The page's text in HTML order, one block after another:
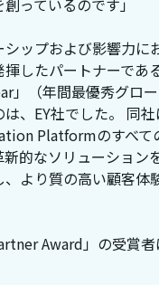
っているのです」
ップおよび影響力に
揮したパートナーであ
」（年間最優秀グロ
、EY社でした。 同
Platformのすべて
的なソリューション
より質の高い顧客体
Award」の受賞